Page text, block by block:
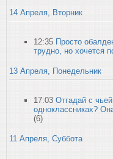
14 Апреля, Вторник
12:35 Просто
трудно, но хочется
13 Апреля, Понедельник
17:03 Отгадай с
одноклассниках?
(6)
11 Апреля, Суббота